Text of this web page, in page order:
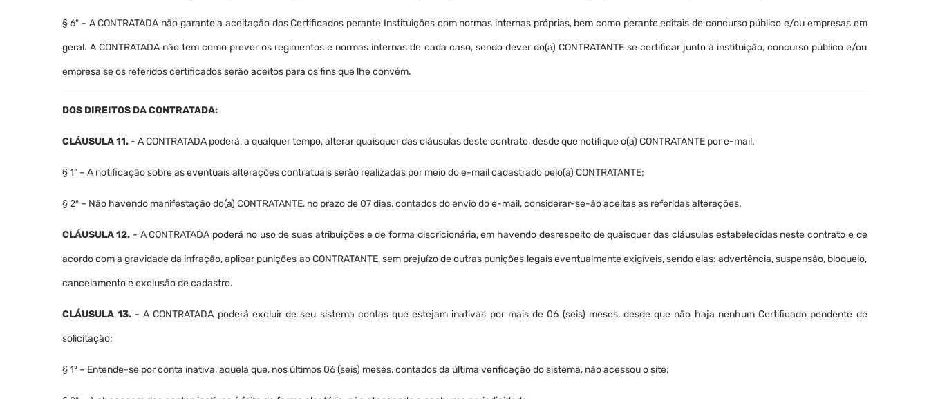
§ 6º - A CONTRATADA não garante a aceitação dos Certificados perante Instituições com normas internas próprias, bem como perante editais de concurso público e/ou empresas em
geral. A CONTRATADA não tem como prever os regimentos e normas internas de cada caso, sendo dever do(a) CONTRATANTE se certificar junto à instituição, concurso público e/ou
empresa se os referidos certificados serão aceitos para os fins que lhe convém.
DOS DIREITOS DA CONTRATADA:
CLÁUSULA 11.- A CONTRATADA poderá, a qualquer tempo, alterar quaisquer das cláusulas deste contrato, desde que notifique o(a) CONTRATANTE por e-mail.
§ 1º – A notificação sobre as eventuais alterações contratuais serão realizadas por meio do e-mail cadastrado pelo(a) CONTRATANTE;
§ 2º – Não havendo manifestação do(a) CONTRATANTE, no prazo de 07 dias, contados do envio do e-mail, considerar-se-ão aceitas as referidas alterações.
CLÁUSULA 12. - A CONTRATADA poderá no uso de suas atribuições e de forma discricionária, em havendo desrespeito de quaisquer das cláusulas estabelecidas neste contrato e de
acordo com a gravidade da infração, aplicar punições ao CONTRATANTE, sem prejuízo de outras punições legais eventualmente exigíveis, sendo elas: advertência, suspensão, bloqueio,
cancelamento e exclusão de cadastro.
CLÁUSULA 13.- A CONTRATADA poderá excluir de seu sistema contas que estejam inativas por mais de 06 (seis) meses, desde que não haja nenhum Certificado pendente de
solicitação;
§ 1º – Entende-se por conta inativa, aquela que, nos últimos 06 (seis) meses, contados da última verificação do sistema, não acessou o site;